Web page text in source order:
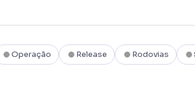
Operação Release Rodovias